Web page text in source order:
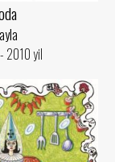
2010 yil